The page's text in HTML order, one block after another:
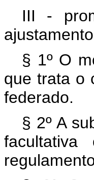
III -
§ 1º O
que trata o
federado.
§ 2º A